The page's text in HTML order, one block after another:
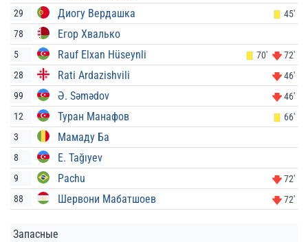
29 Диогу Вердашка
45'
78
Егор Хвалько
5 Rauf Elxan Hüseynli 70'
72'
28
Rati Ardazishvili
46'
99
Ə. Səmədov
46'
12
Туран Манафов
66'
3
Мамаду Ба
8 E. Tağıyev
9 Pachu
72'
88
Шервони Мабатшоев 72'
Запасные